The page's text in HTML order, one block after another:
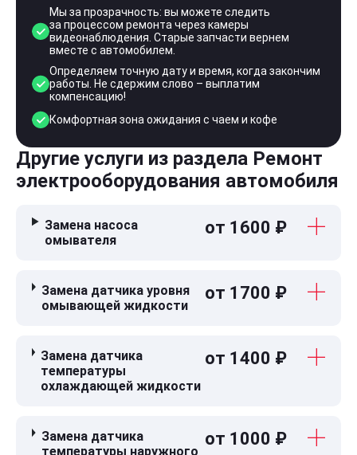
Мы за прозрачность: вы можете следить
за процессом ремонта через камеры
видеонаблюдения. Старые запчасти вернем
вместе с автомобилем.
Определяем точную дату и время, когда закончим
работы. Не сдержим слово – выплатим
компенсацию!
Комфортная зона ожидания с чаем и кофе
Другие услуги из раздела Ремонт
электрооборудования автомобиля
Замена насоса
омывателя
от 1600 ₽
Замена датчика уровня
омывающей жидкости
от 1700 ₽
Замена датчика
температуры
охлаждающей жидкости
от 1400 ₽
Замена датчика
температуры наружного
от 1000 ₽